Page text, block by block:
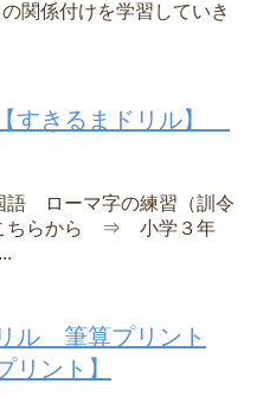
関係付けを学習していき
すきるまドリル】
語 ローマ字の練習（訓令
こちらから ⇒ 小学３年
ル 筆算プリント
リント】